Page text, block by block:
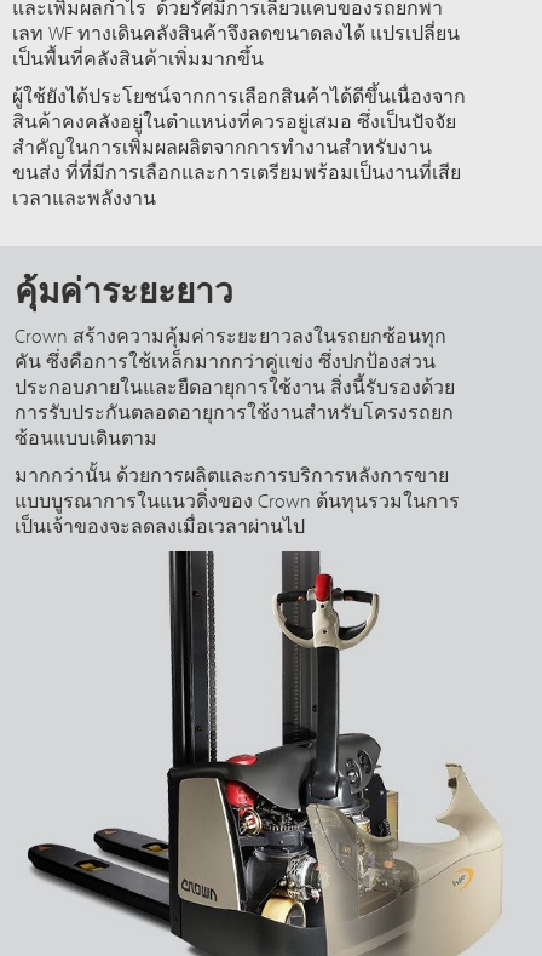
และเพิ่มผลกำไร ด้วยรัศมีการเลี้ยวแคบของรถยกพา
เลท WF ทางเดินคลังสินค้าจึงลดขนาดลงได้ แปรเปลี่ยน
เป็นพื้นที่คลังสินค้าเพิ่มมากขึ้น
ผู้ใช้ยังได้ประโยชน์จากการเลือกสินค้าได้ดีขึ้นเนื่องจาก
สินค้าคงคลังอยู่ในตำแหน่งที่ควรอยู่เสมอ ซึ่งเป็นปัจจัย
สำคัญในการเพิ่มผลผลิตจากการทำงานสำหรับงาน
ขนส่ง ที่ที่มีการเลือกและการเตรียมพร้อมเป็นงานที่เสีย
เวลาและพลังงาน
คุ้มค่าระยะยาว
Crown สร้างความคุ้มค่าระยะยาวลงในรถยกซ้อนทุก
คัน ซึ่งคือการใช้เหล็กมากกว่าคู่แข่ง ซึ่งปกป้องส่วน
ประกอบภายในและยืดอายุการใช้งาน สิ่งนี้รับรองด้วย
การรับประกันตลอดอายุการใช้งานสำหรับโครงรถยก
ซ้อนแบบเดินตาม
มากกว่านั้น ด้วยการผลิตและการบริการหลังการขาย
แบบบูรณาการในแนวดิ่งของ Crown ต้นทุนรวมในการ
เป็นเจ้าของจะลดลงเมื่อเวลาผ่านไป